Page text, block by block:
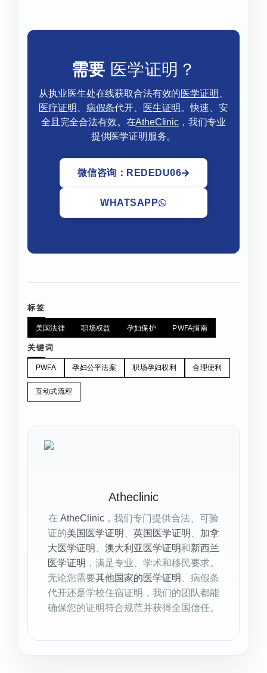
需要 医学证明？
从执业医生处在线获取合法有效的医学证明
医疗证明
病假条代开、 医生证明 。快速、安
全且完全合法有效。在AtheClinic，我们专业
提供医学证明服务。
微信咨询：REDEDU06
WHATSAPP
标签
美国法律 职场权益 孕妇保护 PWFA指南
关键词
PWFA 孕妇公平法案 职场孕妇权利 合理便利
互动式流程
Atheclinic
在 AtheClinic ，我们专门提供合法、可验
证的美国医学证明 英国医学证明
加拿
大医学证明
澳大利亚医学证明和新西兰
医学证明 ，满足专业、学术和移民要求。
无论您需要其他国家的医学证明
、病假条
代开还是学校住宿证明，我们的团队都能
确保您的证明符合规范并获得全国信任。